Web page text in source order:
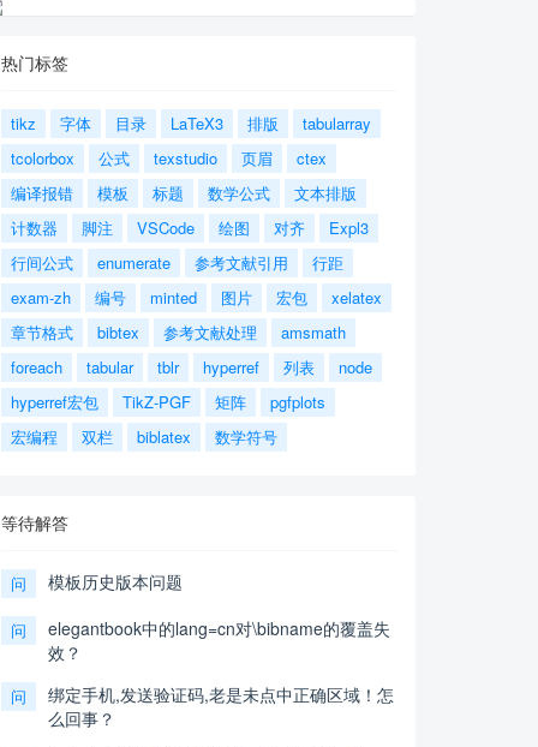
热门标签
tikz 字体 目录 LaTeX3 排版
tabularray
tcolorbox
公式 texstudio 页眉
ctex
编译报错
模板 标题 数学公式
文本排版
计数器
脚注 VSCode 绘图 对齐
Expl3
行间公式
enumerate 参考文献引用
行距
exam-zh
编号 minted 图片 宏包
xelatex
章节格式
bibtex 参考文献处理
amsmath
foreach
tabular tblr hyperref 列表
node
hyperref宏包
TikZ-PGF 矩阵
pgfplots
宏编程
双栏 biblatex 数学符号
等待解答
问 模板历史版本问题
问
elegantbook中的lang=cn对\bibname的覆盖失
效？
问
绑定手机,发送验证码,老是未点中正确区域！怎
么回事？